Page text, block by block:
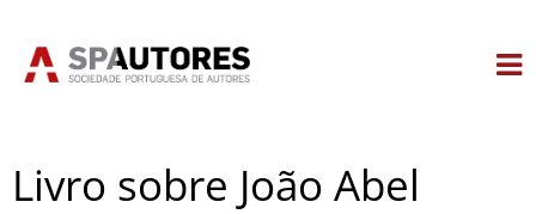
Livro sobre João Abel